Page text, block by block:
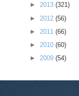
► 2013 (321)
► 2012 (56)
► 2011 (66)
► 2010 (60)
► 2009 (54)